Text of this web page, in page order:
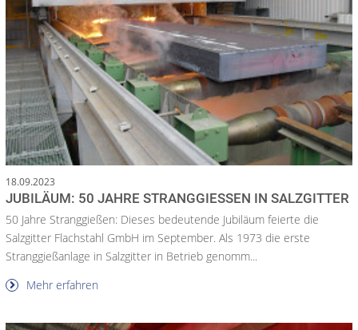
18.09.2023
JUBILÄUM: 50 JAHRE STRANGGIESSEN IN SALZGITTER
50 Jahre Stranggießen: Dieses bedeutende Jubiläum feierte die
Salzgitter Flachstahl GmbH im September. Als 1973 die erste
Stranggießanlage in Salzgitter in Betrieb genomm...
Mehr erfahren